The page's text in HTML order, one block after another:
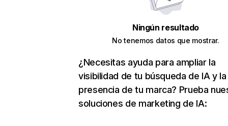
Ningún resultado
No tenemos datos que mostrar.
¿Necesitas ayuda para ampliar la
visibilidad de tu búsqueda de IA y la
presencia de tu marca? Prueba
soluciones de marketing de IA: